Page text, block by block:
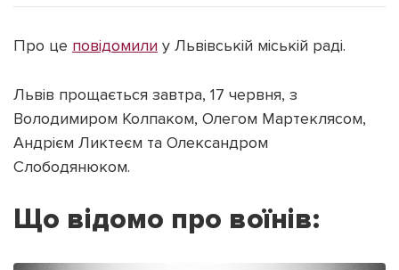
Зв'язатися з нами
Політика конфіденційності
Наші соц мережі
Підтримати dyvys.info
Про це повідомили у Львівській міській раді.
Львів прощається завтра, 17 червня, з
Володимиром Колпаком, Олегом Мартеклясом,
Андрієм Ликтеєм та Олександром
Слободянюком.
Що відомо про воїнів: